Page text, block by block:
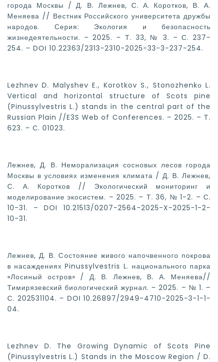
города Москвы / Д. В. Лежнев, С. А. Коротков, В. А.
Меняева // Вестник Российского университета дружбы
народов. Серия: Экология и безопасность
жизнедеятельности. – 2025. – Т. 33, № 3. – С. 237-
254. – DOI 10.22363/2313-2310-2025-33-3-237-254.
Lezhnev D. Malyshev E., Korotkov S., Stonozhenkо L.
Vertical and horizontal structure of Scots pine
(Pinussylvestris L.) stands in the central part of the
Russian Plain //E3S Web of Conferences. – 2025. – Т.
623. – С. 01023.
Лежнев, Д. В. Неморализация сосновых лесов города
Москвы в условиях изменения климата / Д. В. Лежнев,
С. А. Коротков // Экологический мониторинг и
моделирование экосистем. – 2025. – Т. 36, № 1-2. – С.
10-31. – DOI 10.21513/0207-2564-2025-X-2025-1-2-
10-31.
Лежнев, Д. В. Состояние живого напочвенного покрова
в насаждениях Pinussylvestris L. национального парка
«Лосиный остров» / Д. В. Лежнев, В. А. Меняева//
Тимирязевский биологический журнал. – 2025. – № 1. –
С. 202531104. – DOI 10.26897/2949-4710-2025-3-1-1-
04.
Lezhnev D. The Growing Dynamic of Scots Pine
(Pinussylvestris L.) Stands in the Moscow Region / D.